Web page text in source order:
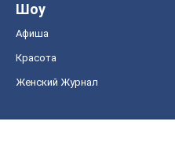
Шоу
Афиша
Красота
Женский Журнал